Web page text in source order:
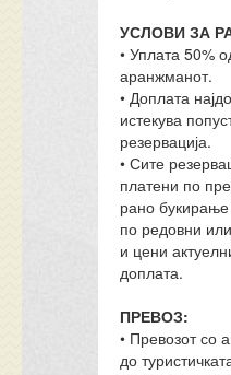
УСЛОВИ ЗА
• Уплата 50%
аранжманот.
• Доплата
истекува
резервација.
• Сите
платени по
рано
по редовни
и цени
доплата.
ПРЕВОЗ:
• Превозот со
до